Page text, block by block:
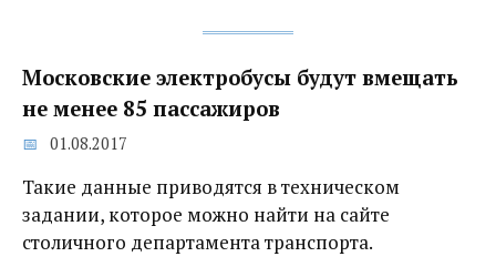
Московские электробусы будут вмещать
не менее 85 пассажиров
01.08.2017
Такие данные приводятся в техническом
задании, которое можно найти на сайте
столичного департамента транспорта.